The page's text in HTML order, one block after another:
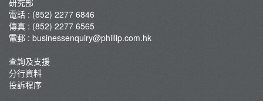
研究部
電話 : (852) 2277 6846
傳真 : (852) 2277 6565
電郵 : businessenquiry@phillip.com.hk
查詢及支援
分行資料
投訴程序